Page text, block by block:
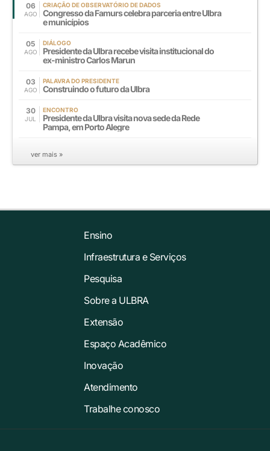
06
AGO
CRIAÇÃO DE OBSERVATÓRIO DE DADOS
Congresso da Famurs celebra parceria entre Ulbra
e municípios
05
AGO
DIÁLOGO
Presidente da Ulbra recebe visita institucional do
ex-ministro Carlos Marun
03
AGO
PALAVRA DO PRESIDENTE
Construindo o futuro da Ulbra
30
JUL
ENCONTRO
Presidente da Ulbra visita nova sede da Rede
Pampa, em Porto Alegre
ver mais »
Ensino
Infraestrutura e Serviços
Pesquisa
Sobre a ULBRA
Extensão
Espaço Acadêmico
Inovação
Atendimento
Trabalhe conosco